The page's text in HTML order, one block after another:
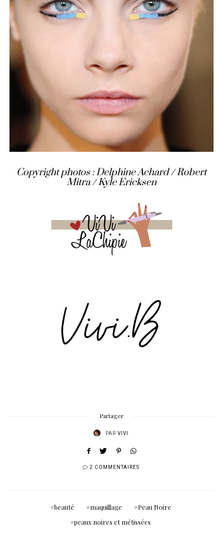
Copyright photos : Delphine Achard / Robert
Mitra / Kyle Ericksen
Partager
PAR VIVI
2 COMMENTAIRES
beauté maquillage
Peau Noire
peaux noires et métissées